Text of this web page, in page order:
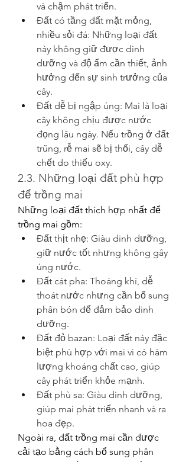
và chậm phát triển.
Đất có tầng đất mặt mỏng,
nhiều sỏi đá: Những loại đất
này không giữ được dinh
dưỡng và độ ẩm cần thiết, ảnh
hưởng đến sự sinh trưởng của
cây.
Đất dễ bị ngập úng: Mai là loại
cây không chịu được nước
đọng lâu ngày. Nếu trồng ở đất
trũng, rễ mai sẽ bị thối, cây dễ
chết do thiếu oxy.
2.3. Những loại đất phù hợp
để trồng mai
Những loại đất thích hợp nhất để
trồng mai gồm:
Đất thịt nhẹ: Giàu dinh dưỡng,
giữ nước tốt nhưng không gây
úng nước.
Đất cát pha: Thoáng khí, dễ
thoát nước nhưng cần bổ sung
phân bón để đảm bảo dinh
dưỡng.
Đất đỏ bazan: Loại đất này đặc
biệt phù hợp với mai vì có hàm
lượng khoáng chất cao, giúp
cây phát triển khỏe mạnh.
Đất phù sa: Giàu dinh dưỡng,
giúp mai phát triển nhanh và ra
hoa đẹp.
Ngoài ra, đất trồng mai cần được
cải tạo bằng cách bổ sung phân